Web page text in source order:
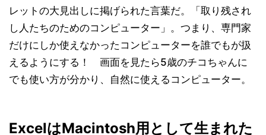
レットの大見出しに掲げられた言葉だ。「取り残され
し人たちのためのコンピューター」。つまり、専門家
だけにしか使えなかったコンピューターを誰でもが扱
えるようにする！ 画面を見たら5歳のチコちゃんに
でも使い方が分かり、自然に使えるコンピューター。
ExcelはMacintosh用として生まれた